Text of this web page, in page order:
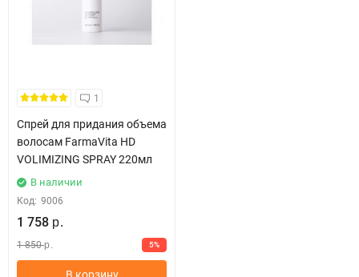
1
Спрей для придания объема
волосам FarmaVita HD
VOLIMIZING SPRAY 220мл
В наличии
Код: 9006
1 758 р.
1 850 р. 5%